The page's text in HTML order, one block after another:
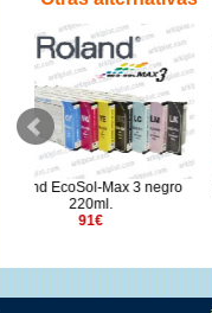
Epson T45L500 cian claro
UltraChrome (1.5L)